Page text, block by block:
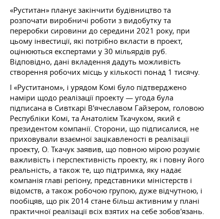
«Руститан» планує закінчити будівництво та
розпочати виробничі роботи з видобутку та
переробки сировини до середини 2021 року, при
цьому інвестиції, які потрібно вкласти в проект,
оцінюються експертами у 30 мільярдів руб.
Відповідно, дані вкладення дадуть можливість
створення робочих місць у кількості понад 1 тисячу.
І «Руститаном», і урядом Комі було підтверджено
наміри щодо реалізації проекту — угода була
підписана в Сивткарі В'ячеславом Гайзером, головою
Республіки Комі, та Анатолієм Ткачуком, який є
президентом компанії. Сторони, що підписалися, не
приховували взаємної зацікавленості в реалізації
проекту, О. Ткачук заявив, що повною мірою розуміє
важливість і перспективність проекту, як і повну його
реальність, а також те, що підтримка, яку надає
компанія главі регіону, представники міністерств і
відомств, а також робочою групою, дуже відчутною, і
пообіцяв, що рік 2014 стане більш активним у плані
практичної реалізації всіх взятих на себе зобов'язань.